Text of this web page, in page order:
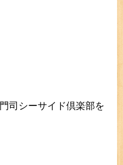
門司シーサイド倶楽部を